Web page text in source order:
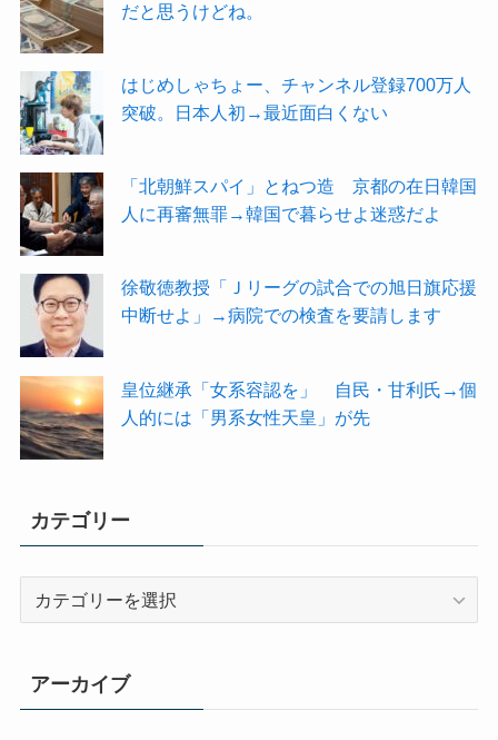
だと思うけどね。
はじめしゃちょー、チャンネル登録700万人
突破。日本人初→最近面白くない
「北朝鮮スパイ」とねつ造 京都の在日韓国
人に再審無罪→韓国で暮らせよ迷惑だよ
徐敬徳教授「Ｊリーグの試合での旭日旗応援
中断せよ」→病院での検査を要請します
皇位継承「女系容認を」 自民・甘利氏→個
人的には「男系女性天皇」が先
カテゴリー
ー
アーカイブ